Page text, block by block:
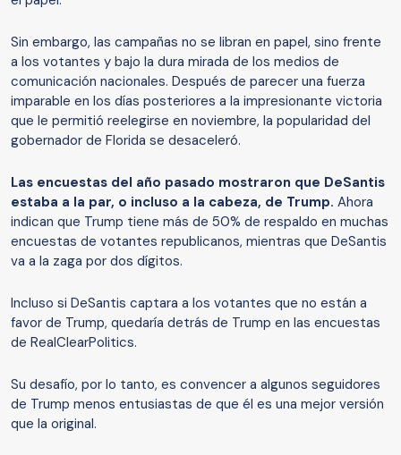
Sin embargo, las campañas no se libran en papel, sino frente
a los votantes y bajo la dura mirada de los medios de
comunicación nacionales. Después de parecer una fuerza
imparable en los días posteriores a la impresionante victoria
que le permitió reelegirse en noviembre, la popularidad del
gobernador de Florida se desaceleró.
Las encuestas del año pasado mostraron que DeSantis
estaba a la par, o incluso a la cabeza, de Trump. Ahora
indican que Trump tiene más de 50% de respaldo en muchas
encuestas de votantes republicanos, mientras que DeSantis
va a la zaga por dos dígitos.
Incluso si DeSantis captara a los votantes que no están a
favor de Trump, quedaría detrás de Trump en las encuestas
de RealClearPolitics.
Su desafío, por lo tanto, es convencer a algunos seguidores
de Trump menos entusiastas de que él es una mejor versión
que la original.